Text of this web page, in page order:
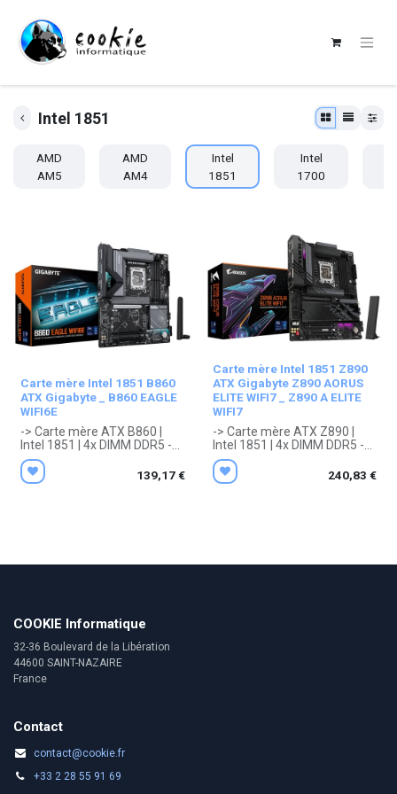
Intel 1851
AMD
AM5
AMD
AM4
Intel
1851
Intel
1700
Carte mère Intel 1851 B860
ATX Gigabyte _ B860 EAGLE
WIFI6E
-> Carte mère ATX B860 |
Intel 1851 | 4x DIMM DDR5 -
256 Gb maxi. | Aucun chip
graphique | Ethernet, Wifi ax,
Bluetooth 5.3 | 1x RJ45, 2x
. Garantie 3 ans constructeur.
139,17€
Carte mère Intel 1851 Z890
ATX Gigabyte Z890 AORUS
ELITE WIFI7 _ Z890 A ELITE
WIFI7
-> Carte mère ATX Z890 |
Intel 1851 | 4x DIMM DDR5 -
256 Gb maxi. | Aucun chip
graphique | Ethernet, Wifi,
Bluetooth | 1x RJ45, 2x
. Garantie 3 ans constructeur.
240,83 €
COOKIE Informatique
32-36 Boulevard de la Libération
44600 SAINT-NAZAIRE
France
Contact
contact@cookie.fr
+33 2 28 55 91 69